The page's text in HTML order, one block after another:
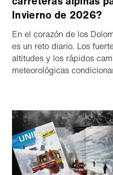
Invierno de 2026?
En el corazón de los
es un reto diario. Los
altitudes y los rápidos
meteorológicas
que estos retos se